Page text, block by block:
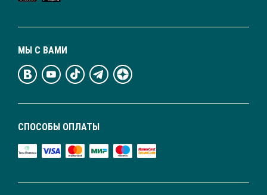
СПОСОБЫ ОПЛАТЫ
МЫ С ВАМИ